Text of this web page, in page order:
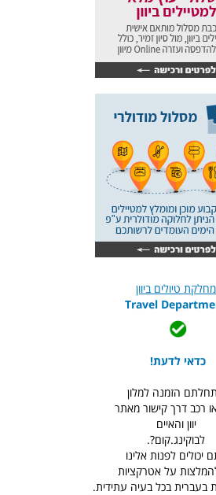
מחלקת טיולים ביוון
Travel
כדאי לדעת!
הזמנה למלון
רכב דרך קישור מאתר
יוון והאיים
לבוקינג.קום?.
יכולים לפנות אלינו
על אטרקציות
בעברית בכל בעיה עתידית.